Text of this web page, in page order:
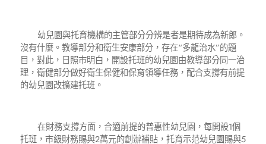
幼兒園與托育機構的主管部分分辨是者是期待成為新郎。
沒有什麼。教導部分和衛生安康部分，存在“多龍治水”的題
目，對此，日照市明白，開設托班的幼兒園由教導部分同一治
理，衛健部分做好衛生保健和保育領導任務，配合支撐有前提
的幼兒園改擴建托班。
在財務支撐方面，合適前提的普惠性幼兒園，每開設1個
托班，市級財務賜與2萬元的創辦補貼，托育示范幼兒園賜與5